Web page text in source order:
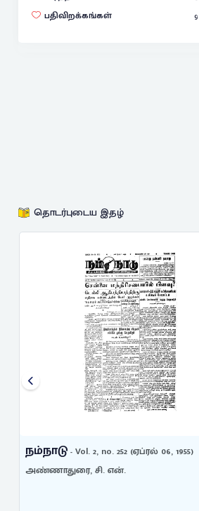
பதிவிறக்கங்கள்
9
தொடர்புடைய இதழ்
நம்நாடு- Vol. 2, no. 252 (ஏப்ரல் 06, 1955)
அண்ணாதுரை, சி. என்.